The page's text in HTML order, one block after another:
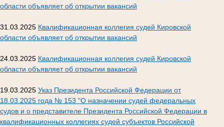
области объявляет об открытии вакансий
31.03.2025 Квалификационная коллегия судей Кировской
области объявляет об открытии вакансий
24.03.2025 Квалификационная коллегия судей Кировской
области объявляет об открытии вакансий
19.03.2025 Указ Президента Российской Федерации от
18.03.2025 года № 153 "О назначении судей федеральных
судов и о представителе Президента Российской Федерации в
квалификационных коллегиях судей субъектов Российской